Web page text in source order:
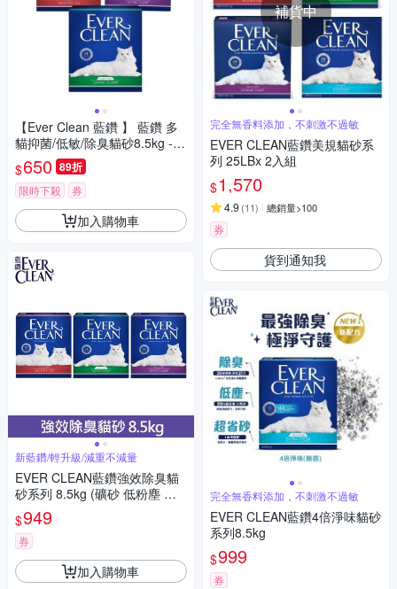
【Ever Clean 藍鑽 】 藍鑽 多
貓抑菌/低敏/除臭貓砂8.5kg -(
除臭/ 抑味/ 凝結/長效淨味21
天)
$650 89折
限時下殺 券
加入購物車
新藍鑽/輕升級/減重不減量
EVER CLEAN藍鑽強效除臭貓
砂系列 8.5kg (礦砂 低粉塵 除
臭 抑味 凝結)
$949
券
加入購物車
補貨中
完全無香料添加，不刺激不過敏
EVER CLEAN藍鑽美規貓砂系
列 25LBx 2入組
$1,570
4.9 (11) 總銷量>100
券
貨到通知我
完全無香料添加，不刺激不過敏
EVER CLEAN藍鑽4倍淨味貓砂
系列8.5kg
$999
券